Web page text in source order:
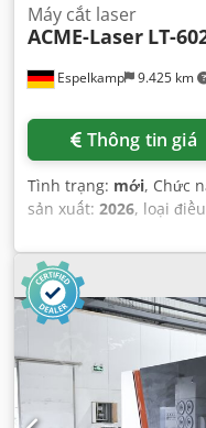
Espelkamp 9.425 km
Máy cắt laser
ACME-Laser LT-
Thông tin giá
Tình trạng: mới, Chức
sản xuất: 2026, loại
tấm (tối đa):30 mm, độ
dày tấm thép không gỉ
(tối đa):25 mm, độ dày
dày tấm đồng (tối đa):5
, Chiều dài ống (tối
12.000 mm
, Thiết bị:
hút bụi, hút khói, hệ
ánh sáng an toàn, tài